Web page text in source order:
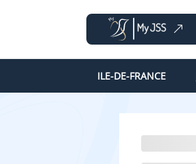
ILE-DE-FRANCE